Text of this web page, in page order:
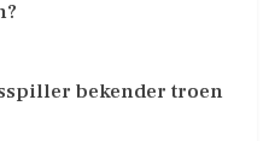
bekender troen